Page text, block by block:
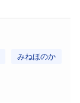
みねほのか